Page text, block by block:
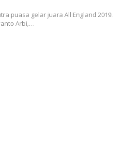
puasa gelar juara All England 2019.
Arbi,…